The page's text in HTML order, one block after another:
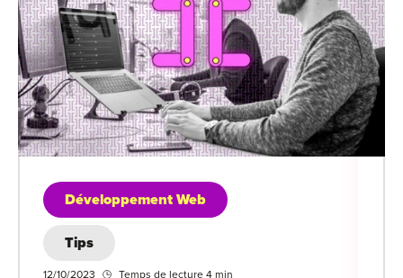
Développement Web
Tips
12/10/2023 Temps de lecture 4 min